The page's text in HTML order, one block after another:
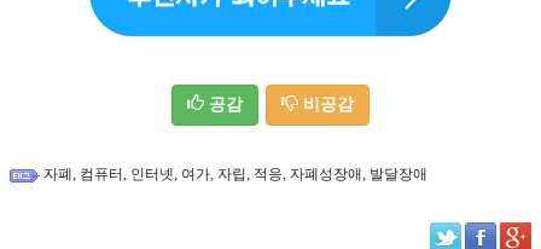
공감 비공감
자폐 , 컴퓨터, 인터넷, 여가, 자립, 적응, 자폐성장애, 발달장애